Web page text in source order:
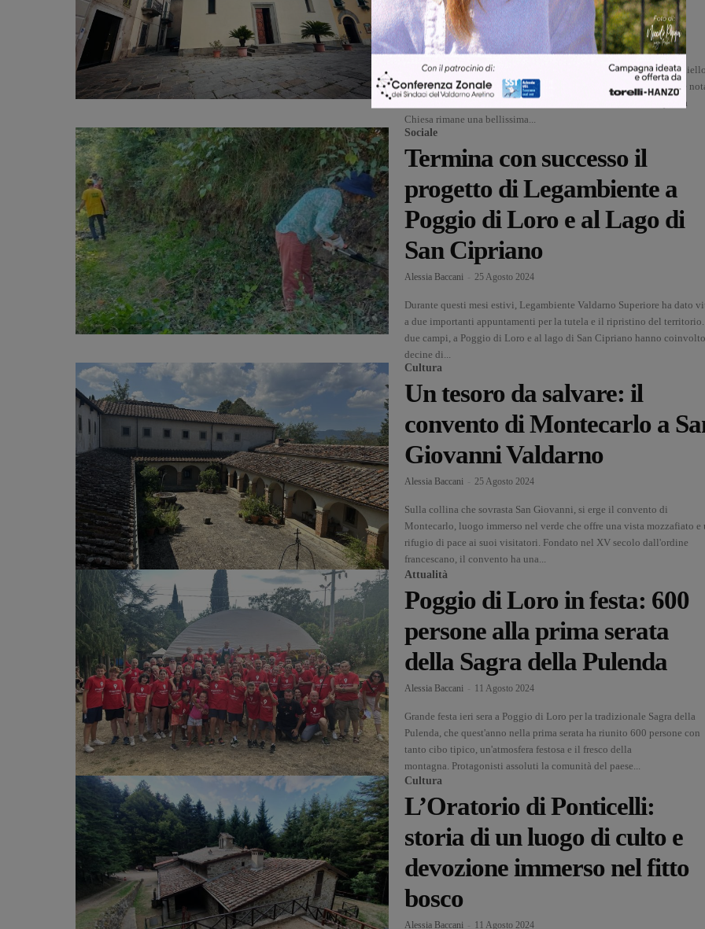
della Cassia Vetus
Alessia Baccani - 1 Settembre 2024
Nascosto nel cuore di San Giustino Valdarno si trova un antico
di architettura romanica: si tratta dell'antica Pieve del paese, anche
con il nome di Pieve di Cambiano. Non conosciuta da tanti, questa
Chiesa rimane una bellissima...
Sociale
Termina con successo il
progetto di Legambiente a
Poggio di Loro e al Lago di
San Cipriano
Alessia Baccani 25 Agosto 2024
Durante questi mesi estivi, Legambiente Valdarno Superiore ha dato
a due importanti appuntamenti per la tutela e il ripristino del
due campi, a Poggio di Loro e al lago di San Cipriano hanno coinvolto
decine di...
Cultura
Un tesoro da salvare: il
convento di Montecarlo a
Giovanni Valdarno
Alessia Baccani 25 Agosto 2024
Sulla collina che sovrasta San Giovanni, si erge il convento di
Montecarlo, luogo immerso nel verde che offre una vista mozzafiato e
rifugio di pace ai suoi visitatori. Fondato nel XV secolo dall'ordine
francescano, il convento ha una...
Attualità
Poggio di Loro in festa: 600
persone alla prima serata
della Sagra della Pulenda
Alessia Baccani 11 Agosto 2024
Grande festa ieri sera a Poggio di Loro per la tradizionale Sagra della
Pulenda, che quest'anno nella prima serata ha riunito 600 persone con
tanto cibo tipico, un'atmosfera festosa e il fresco della
montagna. Protagonisti assoluti la comunità del paese...
Cultura
L’Oratorio di Ponticelli:
storia di un luogo di culto e
devozione immerso nel fitto
bosco
Alessia Baccani 11 Agosto 2024